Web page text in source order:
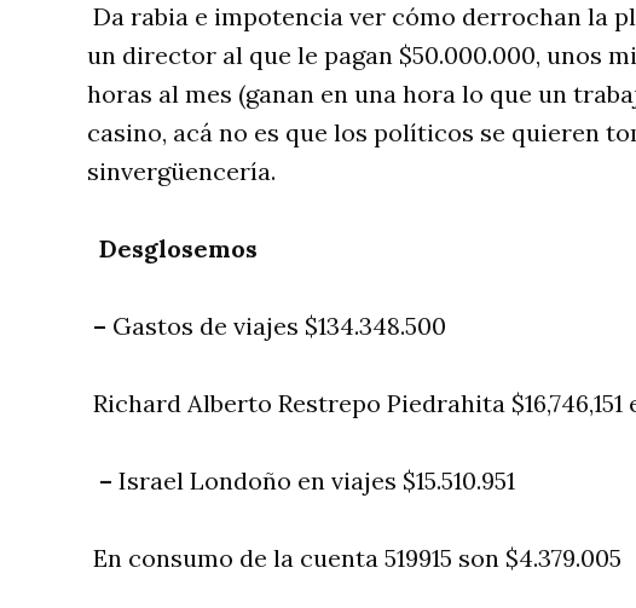
Da rabia e impotencia ver cómo derrochan la
un director al que le pagan $50.000.000, unos
horas al mes (ganan en una hora lo que un
casino, acá no es que los políticos se quieren
sinvergüencería.
Desglosemos
– Gastos de viajes $134.348.500
Richard Alberto Restrepo Piedrahita $16,746,151
– Israel Londoño en viajes $15.510.951
En consumo de la cuenta 519915 son $4.379.005